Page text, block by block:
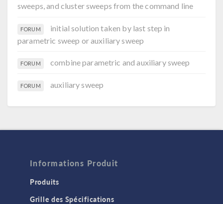
sweeps, and cluster sweeps from the command line
FORUM
initial solution taken by last step in
parametric sweep or auxiliary sweep
FORUM combine parametric and auxiliary sweep
FORUM auxiliary sweep
Informations Produit
Produits
Grille des Spécifications